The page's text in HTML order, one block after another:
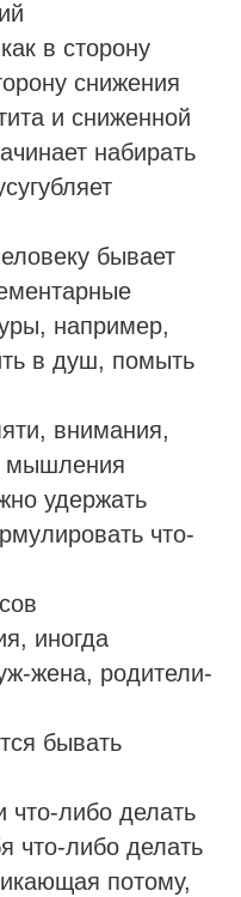
в сторону
снижения
и сниженной
набирать
бывает
например,
в душ, помыть
внимания,
мышления
удержать
что-
иногда
жена, родители-
бывать
что-либо делать
что-либо делать
потому,